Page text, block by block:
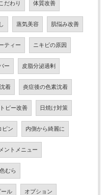
こだわり 体質改善
蒸気美容 肌悩み改善
ティー ニキビの原因
ー 皮脂分泌過剰
着 炎症後の色素沈着
ピー改善 日焼け対策
ピン 内側から綺麗に
ントメニュー
色むら
ール オプション